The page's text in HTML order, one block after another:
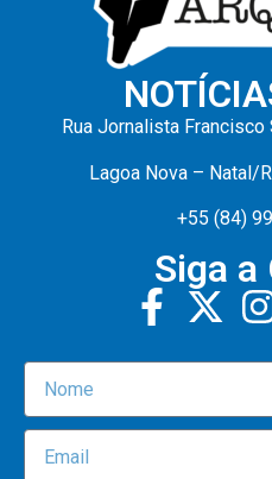
Rua Jornalista
Lagoa Nova – Natal/
+55 (84)
Siga a